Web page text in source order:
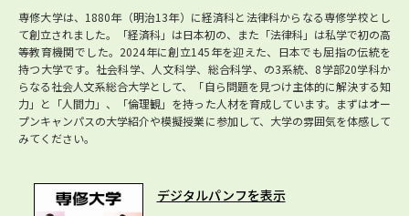
専修大学は、1880年（明治13年）に経済科と法律科からなる専修学校とし
て創立されました。「経済科」は日本初の、また「法律科」は私学で初の高
等教育機関でした。2024年に創立145年を迎えた、日本でも屈指の伝統を
持つ大学です。社会科学、人文科学、総合科学、の3系統、8学部20学科か
らなる社会人文系総合大学として、「自ら問題を見つけ主体的に解決する知
力」と「人間力」、「倫理観」を持った人材を育成しています。まずはオー
プンキャンパスの大学紹介や模擬授業に参加して、大学の雰囲気を体感して
みてください。
デジタルパンフを表示